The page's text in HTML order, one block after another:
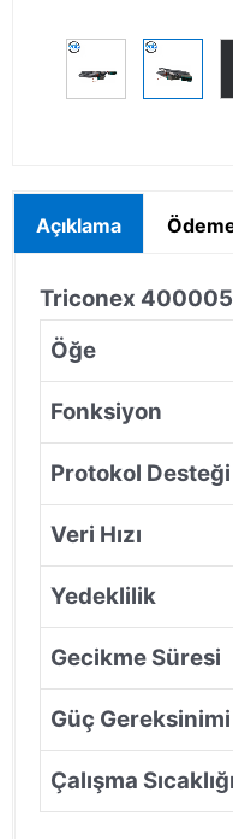
Açıklama
Triconex
Öğe
Fonksiyon
Protokol Desteği
Veri Hızı
Yedeklilik
Gecikme Süresi
Güç Gereksinimi
Çalışma Sıcaklığı